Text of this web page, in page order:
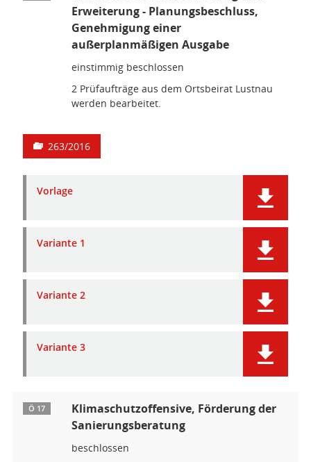
Erweiterung - Planungsbeschluss,
Genehmigung einer
außerplanmäßigen Ausgabe
einstimmig beschlossen
2 Prüfaufträge aus dem Ortsbeirat Lustnau
werden bearbeitet.
263/2016
Vorlage
Variante 1
Variante 2
Variante 3
Ö 17
Klimaschutzoffensive, Förderung der
Sanierungsberatung
beschlossen